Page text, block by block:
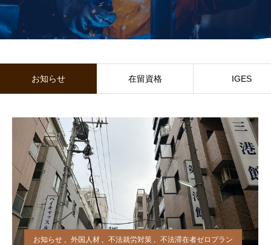
お知らせ 在留資格 IGES
お知らせ , 外国人材 , 不法就労対策 , 不法滞在者ゼロプラン